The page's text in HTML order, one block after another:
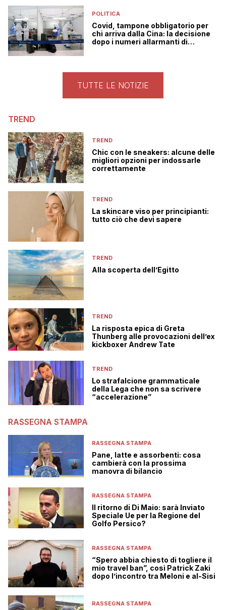
POLITICA
Covid, tampone obbligatorio per
chi arriva dalla Cina: la decisione
dopo i numeri allarmanti di
TUTTE LE NOTIZIE
TREND
TREND
Chic con le sneakers: alcune delle
migliori opzioni per indossarle
correttamente
TREND
La skincare viso per principianti:
tutto ciò che devi sapere
TREND
Alla scoperta dell’Egitto
TREND
La risposta epica di Greta
Thunberg alle provocazioni dell’ex
kickboxer Andrew Tate
TREND
Lo strafalcione grammaticale
della Lega che non sa scrivere
“accelerazione”
RASSEGNA STAMPA
RASSEGNA STAMPA
Pane, latte e assorbenti: cosa
cambierà con la prossima
manovra di bilancio
RASSEGNA STAMPA
Il ritorno di Di Maio: sarà Inviato
Speciale Ue per la Regione del
Golfo Persico?
RASSEGNA STAMPA
“Spero abbia chiesto di togliere il
mio travel ban”, così Patrick Zaki
dopo l’incontro tra Meloni e al-Sisi
RASSEGNA STAMPA